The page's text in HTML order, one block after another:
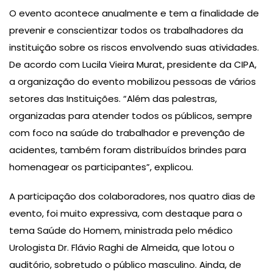
O evento acontece anualmente e tem a finalidade de
prevenir e conscientizar todos os trabalhadores da
instituição sobre os riscos envolvendo suas atividades.
De acordo com Lucila Vieira Murat, presidente da CIPA,
a organização do evento mobilizou pessoas de vários
setores das Instituições. “Além das palestras,
organizadas para atender todos os públicos, sempre
com foco na saúde do trabalhador e prevenção de
acidentes, também foram distribuídos brindes para
homenagear os participantes”, explicou.
A participação dos colaboradores, nos quatro dias de
evento, foi muito expressiva, com destaque para o
tema Saúde do Homem, ministrada pelo médico
Urologista Dr. Flávio Raghi de Almeida, que lotou o
auditório, sobretudo o público masculino. Ainda, de